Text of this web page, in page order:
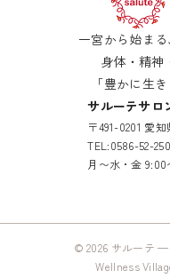
一宮から始まる
身体・精神
「豊かに生
サルーテサロ
〒491-0201 愛
TEL:0586-52-
月〜水・金
© 2026 サルーテ —
Wellness